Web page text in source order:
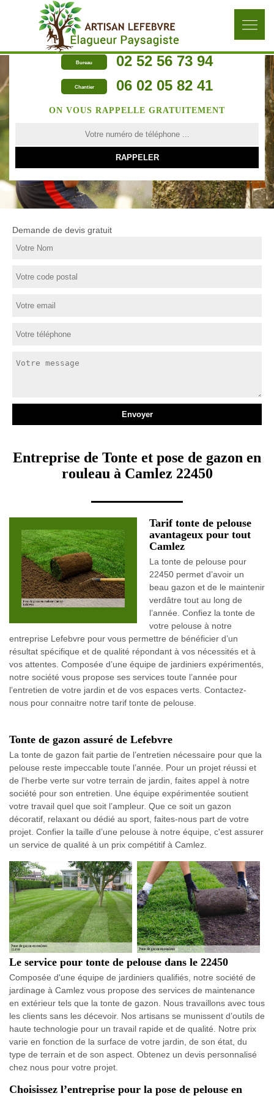
Bureau 02 52 56 73 94
Chantier 06 02 05 82 41
ON VOUS RAPPELLE GRATUITEMENT
Demande de devis gratuit
Entreprise de Tonte et pose de gazon en
rouleau à Camlez 22450
Tarif tonte de pelouse
avantageux pour tout
Camlez
La tonte de pelouse pour
22450 permet d’avoir un
beau gazon et de le maintenir
verdâtre tout au long de
l’année. Confiez la tonte de
votre pelouse à notre
entreprise Lefebvre pour vous permettre de bénéficier d’un
résultat spécifique et de qualité répondant à vos nécessités et à
vos attentes. Composée d’une équipe de jardiniers expérimentés,
notre société vous propose ses services toute l’année pour
l’entretien de votre jardin et de vos espaces verts. Contactez-
nous pour connaitre notre tarif tonte de pelouse.
Tonte de gazon assuré de Lefebvre
La tonte de gazon fait partie de l’entretien nécessaire pour que la
pelouse reste impeccable toute l’année. Pour un projet réussi et
de l'herbe verte sur votre terrain de jardin, faites appel à notre
société pour son entretien. Une équipe expérimentée soutient
votre travail quel que soit l’ampleur. Que ce soit un gazon
décoratif, relaxant ou dédié au sport, faites-nous part de votre
projet. Confier la taille d’une pelouse à notre équipe, c'est assurer
un service de qualité à un prix compétitif à Camlez.
Le service pour tonte de pelouse dans le 22450
Composée d'une équipe de jardiniers qualifiés, notre société de
jardinage à Camlez vous propose des services de maintenance
en extérieur tels que la tonte de gazon. Nous travaillons avec tous
les clients sans les décevoir. Nos artisans se munissent d’outils de
haute technologie pour un travail rapide et de qualité. Notre prix
varie en fonction de la surface de votre jardin, de son état, du
type de terrain et de son aspect. Obtenez un devis personnalisé
chez nous pour votre projet.
Choisissez l’entreprise pour la pose de pelouse en